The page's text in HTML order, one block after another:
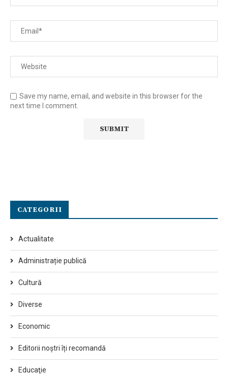
Save my name, email, and website in this browser for the
next time I comment.
CATEGORII
Actualitate
Administrație publică
Cultură
Diverse
Economic
Editorii noștri îți recomandă
Educaţie